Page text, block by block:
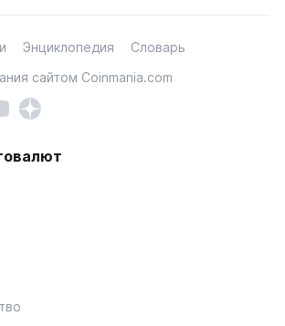
Энциклопедия
Словарь
сайтом Coinmania.com